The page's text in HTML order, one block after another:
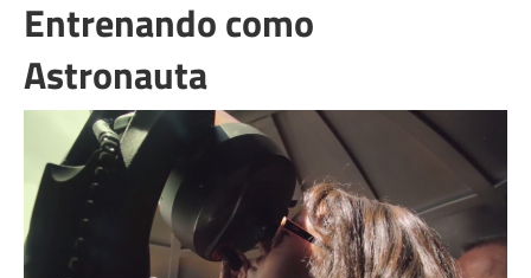
Entrenando como
Astronauta